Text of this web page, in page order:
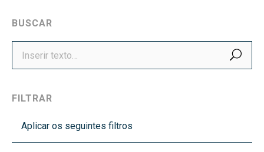
BUSCAR
FILTRAR
Aplicar os seguintes filtros